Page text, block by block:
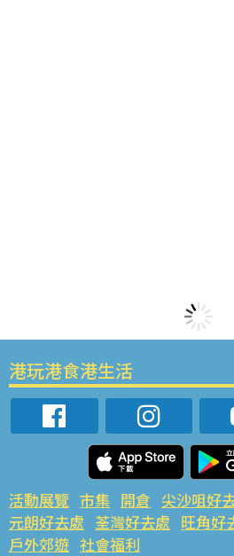
港玩港食港生活
活動展覽 市集 開倉 尖沙咀好
元朗好去處 荃灣好去處 旺角好
戶外郊遊 社會福利